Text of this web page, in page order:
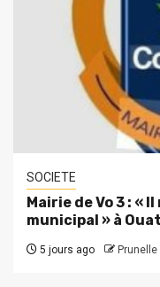
SOCIETE
Mairie de Vo 3 : «
municipal » à
5 jours ago Prunelle